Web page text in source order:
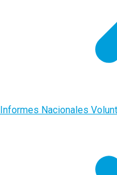
Informes Nacionales